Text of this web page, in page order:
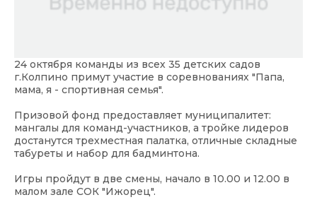
24 октября команды из всех 35 детских садов
г.Колпино примут участие в соревнованиях "Папа,
мама, я - спортивная семья".
Призовой фонд предоставляет муниципалитет:
мангалы для команд-участников, а тройке лидеров
достанутся трехместная палатка, отличные складные
табуреты и набор для бадминтона.
Игры пройдут в две смены, начало в 10.00 и 12.00 в
малом зале СОК "Ижорец".